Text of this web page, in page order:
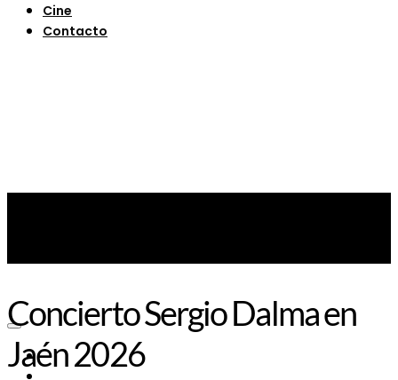
Cine
Contacto
Noticias
Concierto Sergio Dalma en
Jaén 2026